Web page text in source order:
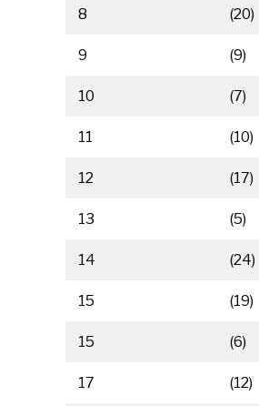
8 (20)
9 (9)
10 (7)
11 (10)
12 (17)
13 (5)
14 (24)
15 (19)
15 (6)
17 (12)